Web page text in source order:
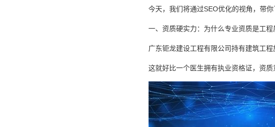
今天，我们将通过SEO优化的视角，带
一、资质硬实力：为什么专业资质是工
广东钜龙建设工程有限公司持有建筑工
这就好比一个医生拥有执业资格证，资